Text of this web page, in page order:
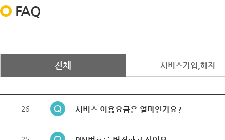
FAQ
전체 서비스가입,해지
26 서비스 이용요금은 얼마인가요?